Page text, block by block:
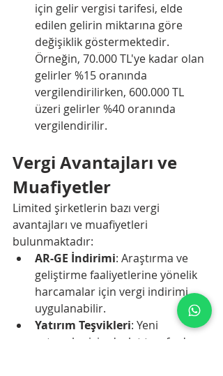
için gelir vergisi tarifesi, elde
edilen gelirin miktarına göre
değişiklik göstermektedir.
Örneğin, 70.000 TL'ye kadar olan
gelirler %15 oranında
vergilendirilirken, 600.000 TL
üzeri gelirler %40 oranında
vergilendirilir.
Vergi Avantajları ve
Muafiyetler
Limited şirketlerin bazı vergi
avantajları ve muafiyetleri
bulunmaktadır:
AR-GE İndirimi: Araştırma ve
geliştirme faaliyetlerine yönelik
harcamalar için vergi indirimi
uygulanabilir.
Yatırım Teşvikleri: Yeni
yatırımlar için devlet tarafından